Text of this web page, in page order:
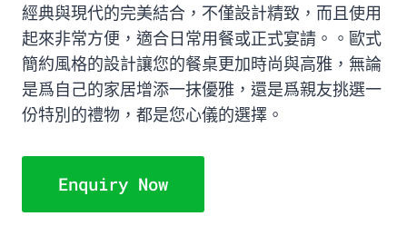
經典與現代的完美結合，不僅設計精致，而且使用
起來非常方便，適合日常用餐或正式宴請。。歐式
簡約風格的設計讓您的餐桌更加時尚與高雅，無論
是爲自己的家居增添一抹優雅，還是爲親友挑選一
份特別的禮物，都是您心儀的選擇。
Enquiry Now